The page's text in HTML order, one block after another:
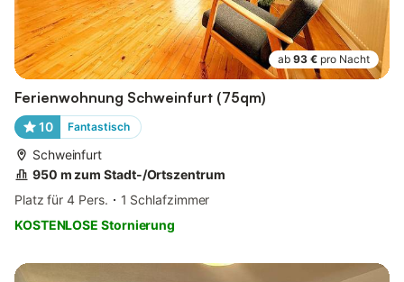
ab 93 € pro Nacht
Ferienwohnung Schweinfurt (75qm)
10 Fantastisch
Schweinfurt
950 m zum Stadt-/Ortszentrum
Platz für 4 Pers.
1 Schlafzimmer
KOSTENLOSE Stornierung